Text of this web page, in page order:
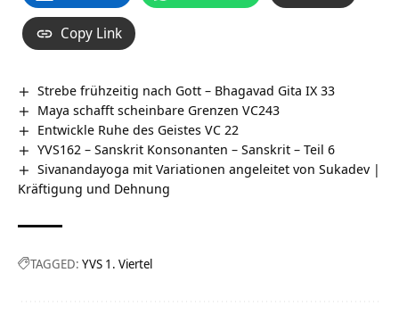
Copy Link
Strebe frühzeitig nach Gott – Bhagavad Gita IX 33
Maya schafft scheinbare Grenzen VC243
Entwickle Ruhe des Geistes VC 22
YVS162 – Sanskrit Konsonanten – Sanskrit – Teil 6
Sivanandayoga mit Variationen angeleitet von Sukadev |
Kräftigung und Dehnung
TAGGED: YVS 1. Viertel